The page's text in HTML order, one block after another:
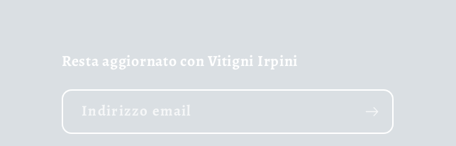
Resta aggiornato con Vitigni Irpini
Indirizzo email